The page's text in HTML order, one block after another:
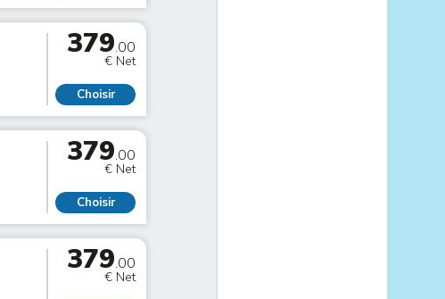
379.00
€ Net
Choisir
379.00
€ Net
Choisir
379.00
€ Net